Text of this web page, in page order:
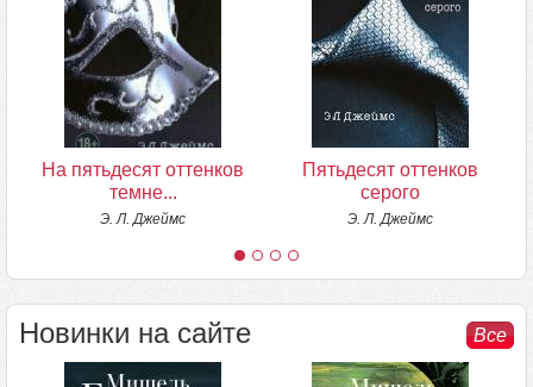
На пятьдесят оттенков
темне...
Э. Л. Джеймс
Пятьдесят оттенков
серого
Э. Л. Джеймс
Новинки на сайте Все